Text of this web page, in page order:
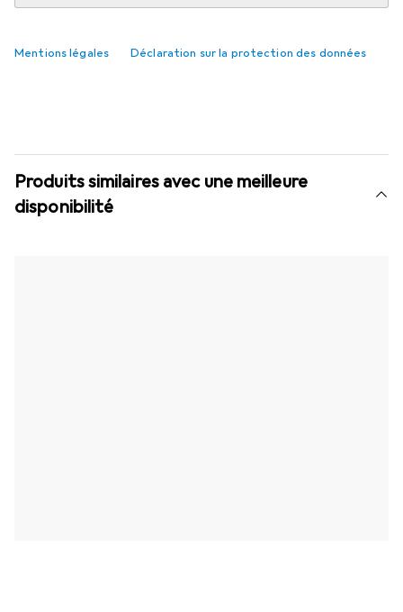
Mentions légales Déclaration sur la protection des données
Produits similaires avec une meilleure
disponibilité